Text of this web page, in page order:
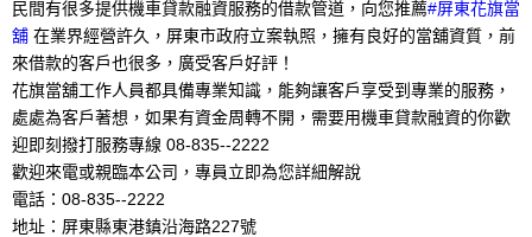
民間有很多提供機車貸款融資服務的借款管道，向您推薦#屏東花旗當
舖 在業界經營許久，屏東市政府立案執照，擁有良好的當舖資質，前
來借款的客戶也很多，廣受客戶好評！
花旗當舖工作人員都具備專業知識，能夠讓客戶享受到專業的服務，
處處為客戶著想，如果有資金周轉不開，需要用機車貸款融資的你歡
迎即刻撥打服務專線 08-835--2222
歡迎來電或親臨本公司，專員立即為您詳細解說
電話：08-835--2222
地址：屏東縣東港鎮沿海路227號